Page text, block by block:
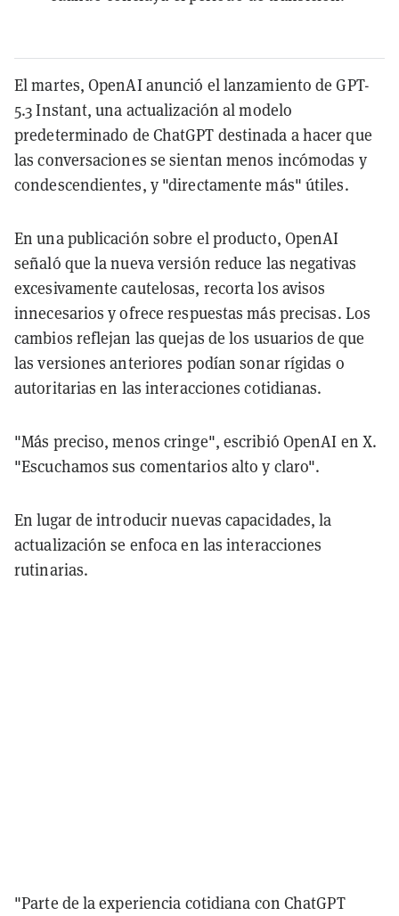
El martes, OpenAI anunció el lanzamiento de GPT-
5.3 Instant, una actualización al modelo
predeterminado de ChatGPT destinada a hacer que
las conversaciones se sientan menos incómodas y
condescendientes, y "directamente más" útiles.
En una publicación sobre el producto, OpenAI
señaló que la nueva versión reduce las negativas
excesivamente cautelosas, recorta los avisos
innecesarios y ofrece respuestas más precisas. Los
cambios reflejan las quejas de los usuarios de que
las versiones anteriores podían sonar rígidas o
autoritarias en las interacciones cotidianas.
"Más preciso, menos cringe", escribió OpenAI en X.
"Escuchamos sus comentarios alto y claro".
En lugar de introducir nuevas capacidades, la
actualización se enfoca en las interacciones
rutinarias.
"Parte de la experiencia cotidiana con ChatGPT